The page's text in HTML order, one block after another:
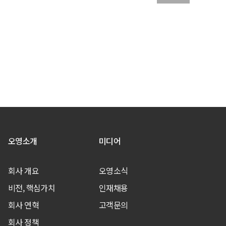
오영소개
회사 개요
비전, 핵심가치
회사 연혁
회사 정책
미디어
오영소식
인재채용
고객문의